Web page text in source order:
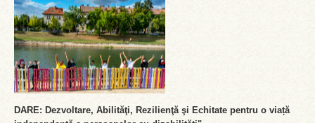
DARE: Dezvoltare, Abilităţi, Rezilienţă şi Echitate pentru o viață